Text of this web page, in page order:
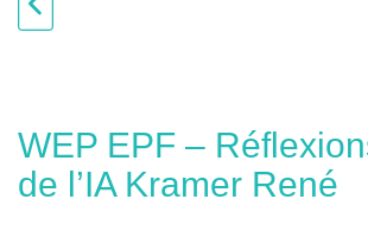
WEP EPF –
de l’IA Kramer René